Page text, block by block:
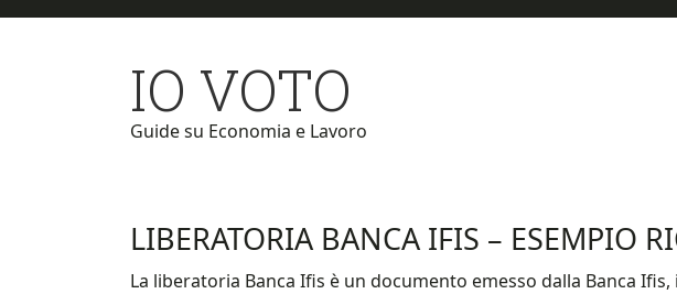
Skip
Skip
IO VOTO
Guide su Economia e Lavoro
LIBERATORIA BANCA IFIS – ESEMPIO
La liberatoria Banca Ifis è un documento emesso dalla Banca